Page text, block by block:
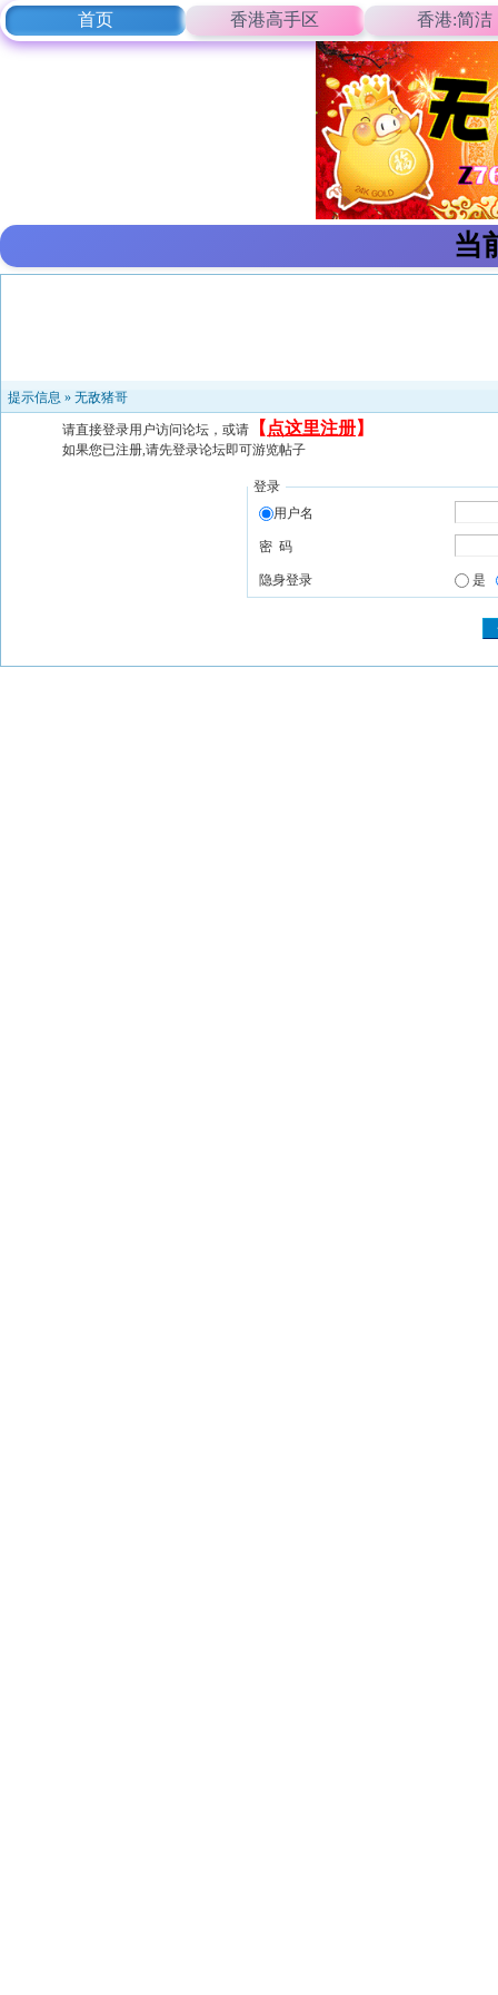
首页 香港高手区 香港:简洁
当
提示信息 » 无敌猪哥
请直接登录用户访问论坛，或请 【 点这里注册】
如果您已注册,请先登录论坛即可游览帖子
登录
用户名
密 码
隐身登录 是